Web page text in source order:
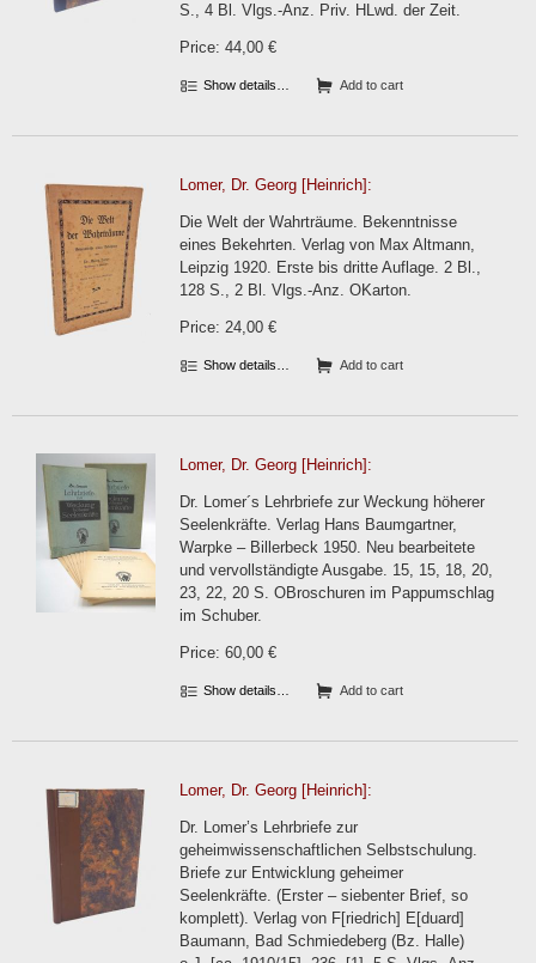
S., 4 Bl. Vlgs.-Anz. Priv. HLwd. der Zeit.
Price: 44,00 €
Show details… Add to cart
Lomer, Dr. Georg [Heinrich]:
Die Welt der Wahrträume. Bekenntnisse
eines Bekehrten. Verlag von Max Altmann,
Leipzig 1920. Erste bis dritte Auflage. 2 Bl.,
128 S., 2 Bl. Vlgs.-Anz. OKarton.
Price: 24,00 €
Show details… Add to cart
Lomer, Dr. Georg [Heinrich]:
Dr. Lomer´s Lehrbriefe zur Weckung höherer
Seelenkräfte. Verlag Hans Baumgartner,
Warpke – Billerbeck 1950. Neu bearbeitete
und vervollständigte Ausgabe. 15, 15, 18, 20,
23, 22, 20 S. OBroschuren im Pappumschlag
im Schuber.
Price: 60,00 €
Show details… Add to cart
Lomer, Dr. Georg [Heinrich]:
Dr. Lomer’s Lehrbriefe zur
geheimwissenschaftlichen Selbstschulung.
Briefe zur Entwicklung geheimer
Seelenkräfte. (Erster – siebenter Brief, so
komplett). Verlag von F[riedrich] E[duard]
Baumann, Bad Schmiedeberg (Bz. Halle)